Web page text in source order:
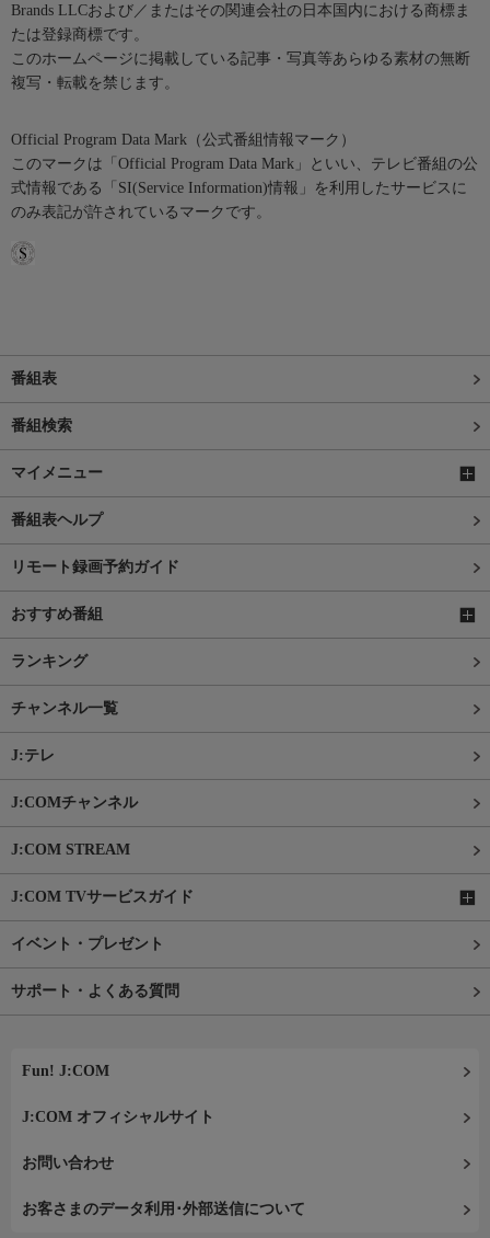
Brands LLCおよび／またはその関連会社の日本国内における商標ま
たは登録商標です。
このホームページに掲載している記事・写真等あらゆる素材の無断
複写・転載を禁じます。
Official Program Data Mark（公式番組情報マーク）
このマークは「Official Program Data Mark」といい、テレビ番組の公
式情報である「SI(Service Information)情報」を利用したサービスに
のみ表記が許されているマークです。
番組表
番組検索
マイメニュー
番組表ヘルプ
リモート録画予約ガイド
おすすめ番組
ランキング
チャンネル一覧
J:テレ
J:COMチャンネル
J:COM STREAM
J:COM TVサービスガイド
イベント・プレゼント
サポート・よくある質問
Fun! J:COM
J:COM オフィシャルサイト
お問い合わせ
お客さまのデータ利用･外部送信について